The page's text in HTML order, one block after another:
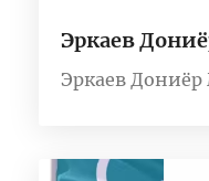
Эркаев
Эркаев Дониёр